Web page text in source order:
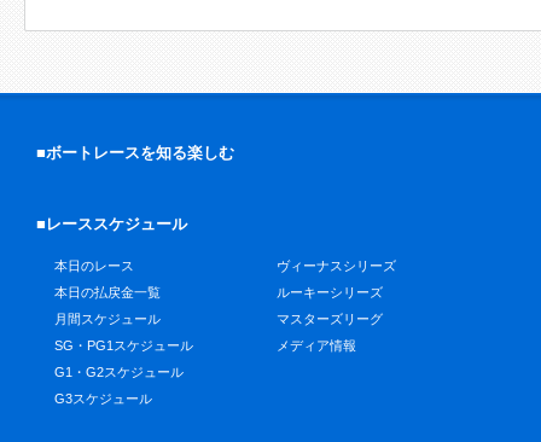
■ボートレースを知る楽しむ
■レーススケジュール
本日のレース
本日の払戻金一覧
月間スケジュール
SG・PG1スケジュール
G1・G2スケジュール
G3スケジュール
ヴィーナスシリーズ
ルーキーシリーズ
マスターズリーグ
メディア情報